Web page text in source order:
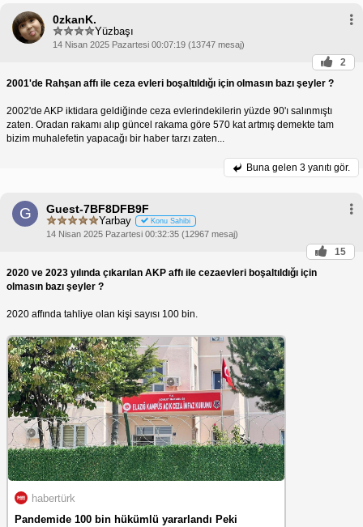
ekonomim
İnfaz Yasası çıktı, cezaevleri boşaldı
zaevleri-bosaldi-haberi-712508
2002'de AKP iktidara geldiğinde cezaevlerinin %90'ı salınmıştı zaten.
0zkanK.
Yüzbaşı
14 Nisan 2025 Pazartesi 00:07:19 (13747 mesaj)
2
2001'de Rahşan affı ile ceza evleri boşaltıldığı için olmasın bazı şeyler ?
2002'de AKP iktidara geldiğinde ceza evlerindekilerin yüzde 90'ı salınmıştı
zaten. Oradan rakamı alıp güncel rakama göre 570 kat artmış demekte tam
bizim muhalefetin yapacağı bir haber tarzı zaten...
Buna gelen 3 yanıtı gör.
G Guest-7BF8DFB9F
Yarbay Konu Sahibi
14 Nisan 2025 Pazartesi 00:32:35 (12967 mesaj)
15
2020 ve 2023 yılında çıkarılan AKP affı ile cezaevleri boşaltıldığı için
olmasın bazı şeyler ?
2020 affında tahliye olan kişi sayısı 100 bin.
habertürk
Pandemide 100 bin hükümlü yararlandı Peki